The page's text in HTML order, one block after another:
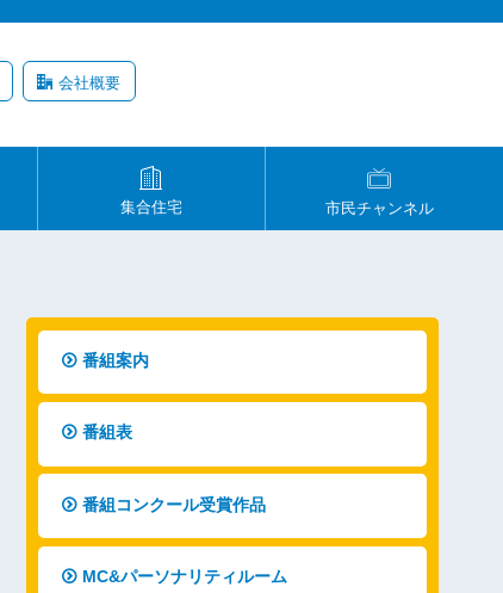
会社概要
集合住宅 市民チャンネル
番組案内
番組表
番組コンクール受賞作品
MC&パーソナリティルーム